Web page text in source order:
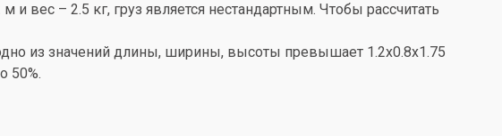
вес – 2.5 кг, груз является нестандартным. Чтобы рассчитать
из значений длины, ширины, высоты превышает 1.2x0.8x1.75
50%.